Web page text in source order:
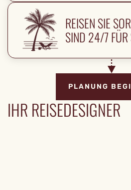
REISEN SIE
SIND 24/7 FÜR
PLANUNG
IHR REISEDESIGNER